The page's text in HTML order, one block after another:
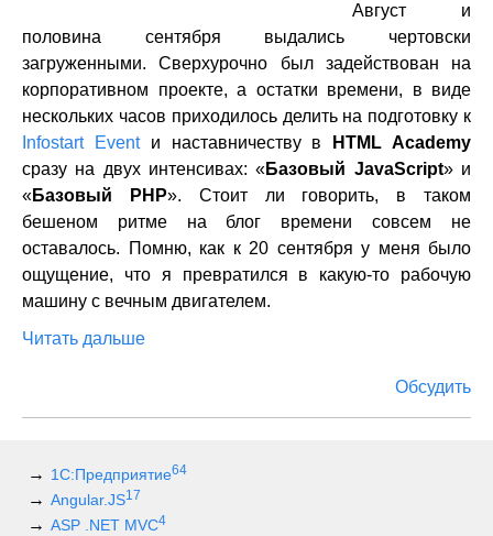
Август и
половина сентября выдались чертовски
загруженными. Сверхурочно был задействован на
корпоративном проекте, а остатки времени, в виде
нескольких часов приходилось делить на подготовку к
Infostart Eventи наставничеству в
HTML Academy
сразу на двух интенсивах: «Базовый JavaScript» и
«Базовый PHP». Стоит ли говорить, в таком
бешеном ритме на блог времени совсем не
оставалось. Помню, как к 20 сентября у меня было
ощущение, что я превратился в какую-то рабочую
машину с вечным двигателем.
Читать дальше
Обсудить
1С:Предприятие64
Angular.JS17
ASP .NET MVC4